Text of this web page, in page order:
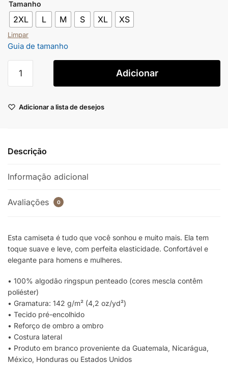
Tamanho
2XL L M S XL XS
Limpar
Guia de tamanho
Adicionar
Adicionar a lista de desejos
Descrição
Informação adicional
Avaliações 0
Esta camiseta é tudo que você sonhou e muito mais. Ela tem
toque suave e leve, com perfeita elasticidade. Confortável e
elegante para homens e mulheres.
• 100% algodão ringspun penteado (cores mescla contêm
poliéster)
• Gramatura: 142 g/m² (4,2 oz/yd²)
• Tecido pré-encolhido
• Reforço de ombro a ombro
• Costura lateral
• Produto em branco proveniente da Guatemala, Nicarágua,
México, Honduras ou Estados Unidos